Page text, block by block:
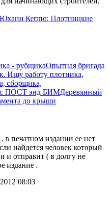
Юхани Кеппо: Плотницкие
- рубщикаОпытная бригада
Ищу работу плотника,
сборщика,
ПОСТ энд БИМДеревянный
до крыши
в печатном издании ее нет
найдется человек который
и отправит ( в долгу не
издание .
08:03